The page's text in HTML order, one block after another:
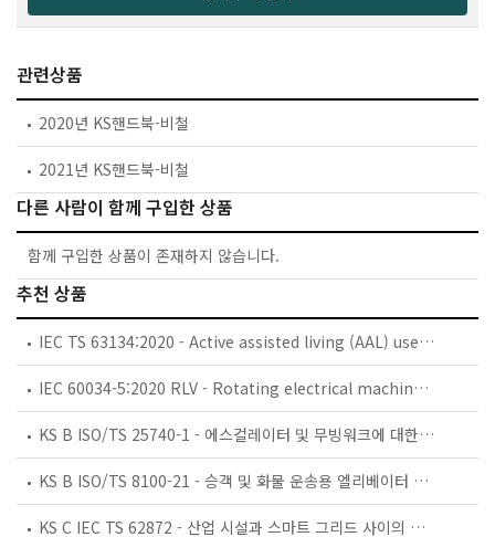
관련상품
2020년 KS핸드북-비철
2021년 KS핸드북-비철
다른 사람이 함께 구입한 상품
함께 구입한 상품이 존재하지 않습니다.
추천 상품
IEC TS 63134:2020 - Active assisted living (AAL) use cases
IEC 60034-5:2020 RLV - Rotating electrical machines - Part 5: Degrees of protection provided by the integral design of rotating electrical machines (IP code) - Classification
KS B ISO/TS 25740-1 - 에스컬레이터 및 무빙워크에 대한 안전요건 — 제1부: 세계공통 필수 안전요건(GESRs)
KS B ISO/TS 8100-21 - 승객 및 화물 운송용 엘리베이터 —제21부: 세계공통 필수안전요건(GESRs)을 충족하는 세계공통 안전 파라미터(GSPs)
KS C IEC TS 62872 - 산업 시설과 스마트 그리드 사이의 산업 공정 측정, 제어 및 자동화 시스템 인터페이스